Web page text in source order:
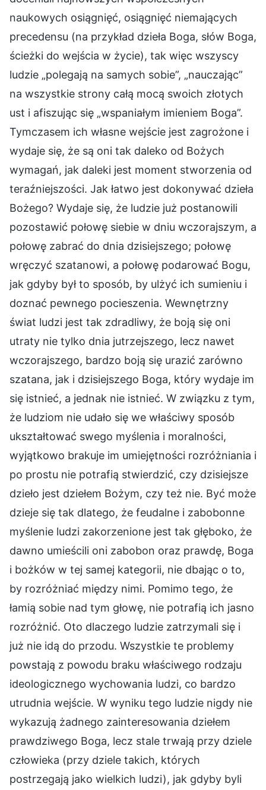
naukowych osiągnięć, osiągnięć niemających
precedensu (na przykład dzieła Boga, słów Boga,
ścieżki do wejścia w życie), tak więc wszyscy
ludzie „polegają na samych sobie”, „nauczając”
na wszystkie strony całą mocą swoich złotych
ust i afiszując się „wspaniałym imieniem Boga”.
Tymczasem ich własne wejście jest zagrożone i
wydaje się, że są oni tak daleko od Bożych
wymagań, jak daleki jest moment stworzenia od
teraźniejszości. Jak łatwo jest dokonywać dzieła
Bożego? Wydaje się, że ludzie już postanowili
pozostawić połowę siebie w dniu wczorajszym, a
połowę zabrać do dnia dzisiejszego; połowę
wręczyć szatanowi, a połowę podarować Bogu,
jak gdyby był to sposób, by ulżyć ich sumieniu i
doznać pewnego pocieszenia. Wewnętrzny
świat ludzi jest tak zdradliwy, że boją się oni
utraty nie tylko dnia jutrzejszego, lecz nawet
wczorajszego, bardzo boją się urazić zarówno
szatana, jak i dzisiejszego Boga, który wydaje im
się istnieć, a jednak nie istnieć. W związku z tym,
że ludziom nie udało się we właściwy sposób
ukształtować swego myślenia i moralności,
wyjątkowo brakuje im umiejętności rozróżniania i
po prostu nie potrafią stwierdzić, czy dzisiejsze
dzieło jest dziełem Bożym, czy też nie. Być może
dzieje się tak dlatego, że feudalne i zabobonne
myślenie ludzi zakorzenione jest tak głęboko, że
dawno umieścili oni zabobon oraz prawdę, Boga
i bożków w tej samej kategorii, nie dbając o to,
by rozróżniać między nimi. Pomimo tego, że
łamią sobie nad tym głowę, nie potrafią ich jasno
rozróżnić. Oto dlaczego ludzie zatrzymali się i
już nie idą do przodu. Wszystkie te problemy
powstają z powodu braku właściwego rodzaju
ideologicznego wychowania ludzi, co bardzo
utrudnia wejście. W wyniku tego ludzie nigdy nie
wykazują żadnego zainteresowania dziełem
prawdziwego Boga, lecz stale trwają przy dziele
człowieka (przy dziele takich, których
postrzegają jako wielkich ludzi), jak gdyby byli